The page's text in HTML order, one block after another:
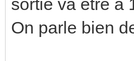
sortie va etre a
On parle bien